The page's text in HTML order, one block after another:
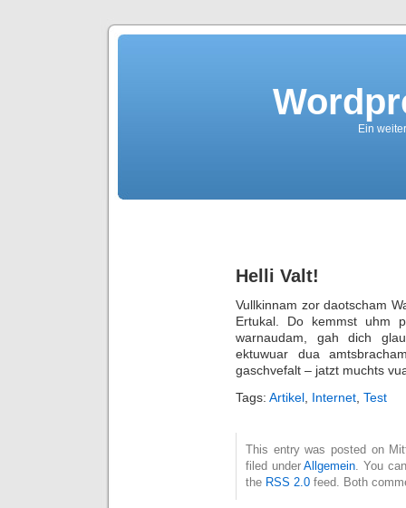
Ein
Helli Valt!
Vullkinnam zor daotscham
Ertukal. Do kemmst uhm
warnaudam, gah dich
ektuwuar dua
gaschvefalt – jatzt muchts
Tags: Artikel Internet Test
This entry was posted on
filed underAllgemein. You
the RSS 2.0 feed. Both